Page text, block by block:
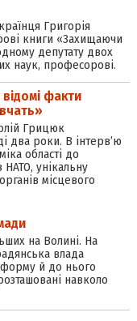
Григорія
книги «Захищаючи
депутату двох
наук, професорові.
факти
Грицюк
два роки. В інтерв’ю
області до
НАТО, унікальну
місцевого
на Волині. На
влада
й до нього
навколо